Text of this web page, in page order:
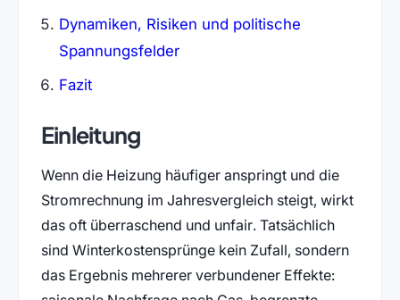
Dynamiken, Risiken und politische
Spannungsfelder
Fazit
Einleitung
Wenn die Heizung häufiger anspringt und die
Stromrechnung im Jahresvergleich steigt, wirkt
das oft überraschend und unfair. Tatsächlich
sind Winterkostensprünge kein Zufall, sondern
das Ergebnis mehrerer verbundener Effekte: